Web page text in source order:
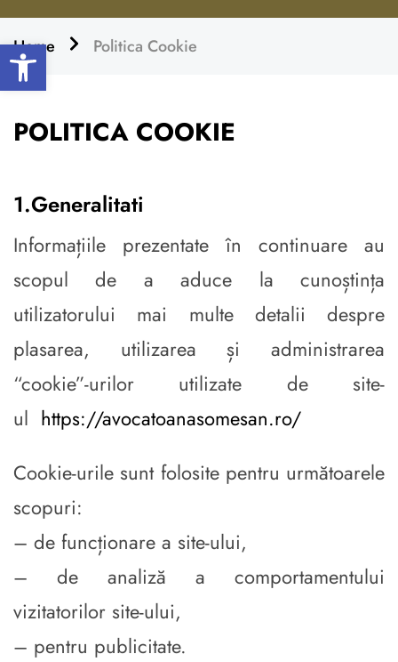
Open toolbar
Home Politica Cookie
POLITICA COOKIE
1.Generalitati
Informațiile prezentate în continuare au
scopul de a aduce la cunoștința
utilizatorului mai multe detalii despre
plasarea, utilizarea și administrarea
“cookie”-urilor utilizate de site-
ul https://avocatoanasomesan.ro/
Cookie-urile sunt folosite pentru următoarele
scopuri:
– de funcționare a site-ului,
– de analiză a comportamentului
vizitatorilor site-ului,
– pentru publicitate.